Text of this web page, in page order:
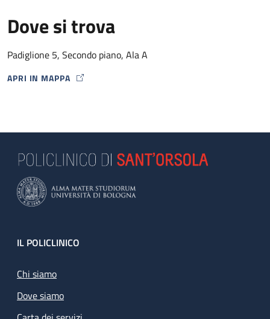
Dove si trova
Padiglione 5, Secondo piano, Ala A
APRI IN MAPPA
MAP ICON
Footer
IL POLICLINICO
Chi siamo
Dove siamo